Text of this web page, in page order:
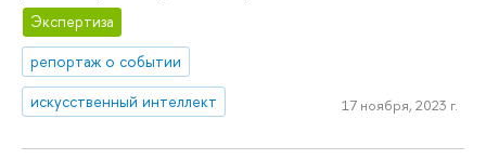
Экспертиза
репортаж о событии
искусственный интеллект
17 ноября, 2023 г.